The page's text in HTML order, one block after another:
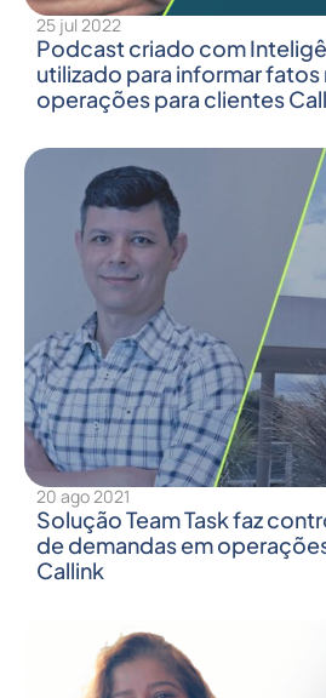
25 jul 2022
Podcast criado com
utilizado para informar
operações para clientes
20 ago 2021
Solução Team Task faz
de demandas em
Callink